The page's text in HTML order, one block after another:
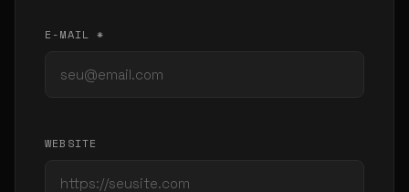
E-MAIL *
WEBSITE